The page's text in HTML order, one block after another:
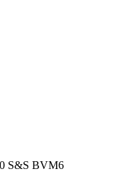
S&S BVM6